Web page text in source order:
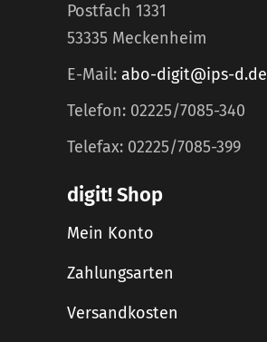
Postfach 1331
53335 Meckenheim
E-Mail: abo-digit@ips-d.de
Telefon: 02225/7085-340
Telefax: 02225/7085-399
digit! Shop
Mein Konto
Zahlungsarten
Versandkosten